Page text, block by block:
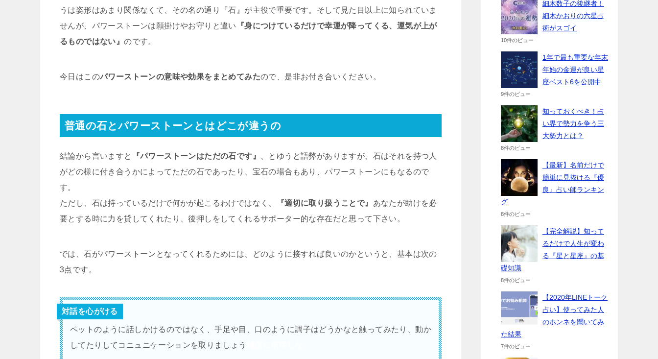
うは姿形はあまり関係なくて、その名の通り『石』が主役で重要です。そして見た目以上に知られていま
せんが、パワーストーンは願掛けやお守りと違い
『身につけているだけで幸運が降ってくる、運気が上が
るものではない』のです。
今日はこのパワーストーンの意味や効果をまとめてみたので、是非お付き合いください。
普通の石とパワーストーンとはどこが違うの
結論から言いますと 『パワーストーンはただの石です』
、とゆうと語弊がありますが、石はそれを持つ人
がどの様に付き合うかによってただの石であったり、宝石の場合もあり、パワーストーンにもなるので
す。
ただし、石は持っているだけで何かが起こるわけではなく、
『適切に取り扱うことで』 あなたが助けを必
要とする時に力を貸してくれたり、後押しをしてくれるサポーター的な存在だと思って下さい。
では、石がパワーストーンとなってくれるためには、どのように接すれば良いのかというと、基本は次の
3点です。
対話を心がける
ペットのように話しかけるのではなく、手足や目、口のように調子はどうかなと触ってみたり、動か
してたりしてコニュニケーションを取りましょう
細木数子の後継者！
細木かおりの六星占
術がスゴイ
10件のビュー
1年で最も重要な年末
年始の金運が良い星
座ベスト6を公開中
9件のビュー
知っておくべき！占
い界で勢力を争う三
大勢力とは？
8件のビュー
【最新】名前だけで
簡単に見抜ける『優
良』占い師ランキン
グ
8件のビュー
【完全解説】知って
るだけで人生が変わ
る『星と星座』の基
礎知識
8件のビュー
【2020年LINEトーク
占い】使ってみた人
のホンネを聞いてみ
た結果
7件のビュー